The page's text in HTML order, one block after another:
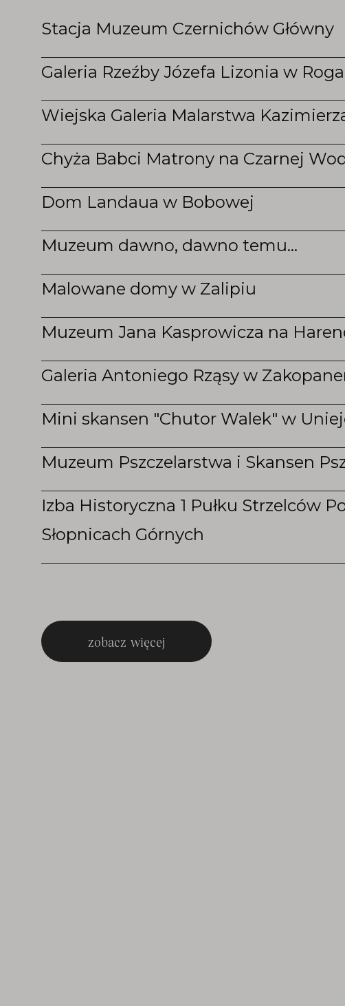
Stacja Muzeum Czernichów Główny
Galeria Rzeźby Józefa Lizonia w
Wiejska Galeria Malarstwa
Chyża Babci Matrony na Czarnej
Dom Landaua w Bobowej
Muzeum dawno, dawno temu...
Malowane domy w Zalipiu
Muzeum Jana Kasprowicza na
Galeria Antoniego Rząsy w
Mini skansen "Chutor Walek" w
Muzeum Pszczelarstwa i Skansen
Izba Historyczna 1 Pułku Strzelców
Słopnicach Górnych
zobacz więcej